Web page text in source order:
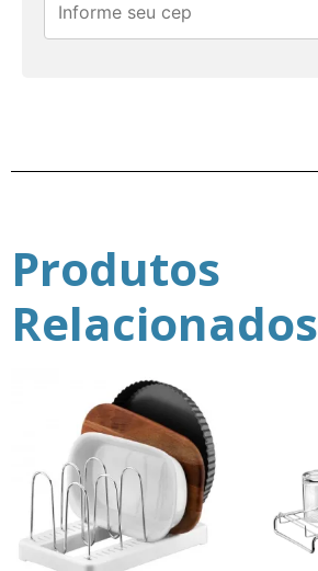
Produtos
Relacionados